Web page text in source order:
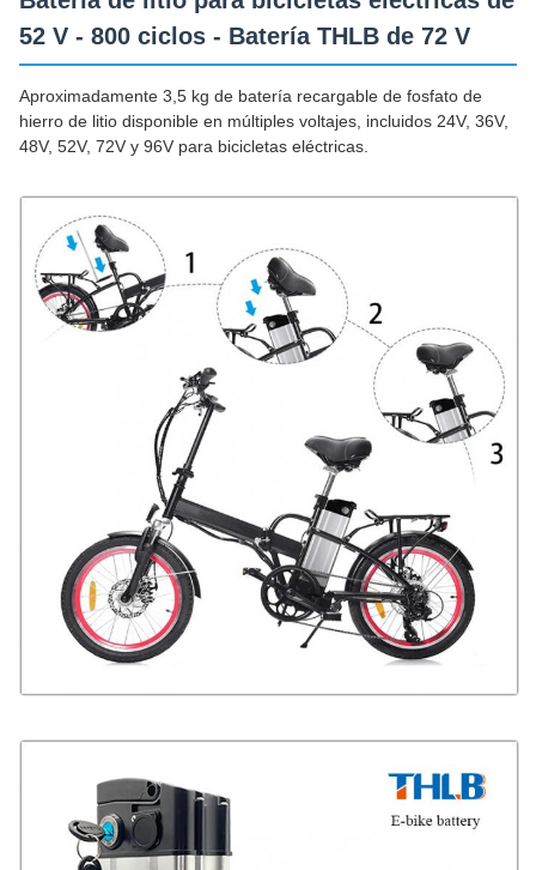
52 V - 800 ciclos - Batería THLB de 72 V
Aproximadamente 3,5 kg de batería recargable de fosfato de
hierro de litio disponible en múltiples voltajes, incluidos 24V, 36V,
48V, 52V, 72V y 96V para bicicletas eléctricas.